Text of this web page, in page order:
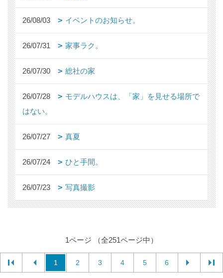
26/08/03 イベントのお知らせ。
26/07/31 家事ラク。
26/07/30 総社の家
26/07/28
モデルハウスは、「家」を見せる場所で
はない。
26/07/27 真夏
26/07/24 ひと手間。
26/07/23 写真撮影
1ページ （全251ページ中）
1 2 3 4 5 6